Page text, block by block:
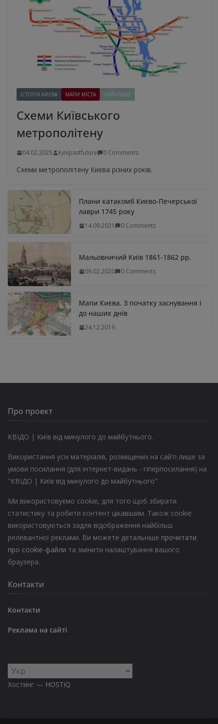
ІСТОРІЯ КИЄВА МАПИ МІСТА НАЙКРАЩЕ
Схеми Київського
метрополітену
04.02.2025 kyivpastfuture 0 Comments
Схеми метрополітену Києва різних років.
Плани катакомб Києво-Печерської
лаври 1745 року
14.09.2021 0 Comments
Мальовничий Київ 1861-1862 рр.
09.02.2020 0 Comments
Мапи Києва. З початку заснування і
до наших днів
24.12.2019
Про проект
КВІДО | Київ від минулого до майбутнього.
Використання усіх матеріалів, розміщених на сайті лише за
умови посилання (для інтернет-видань - гіперпосилання) на
"КВІДО | Київ від минулого до майбутнього"
Ми використовуємо cookie, для того щоб збирати
статистику та робити контент цікавішим. Також cookie
використовуються задля відображення найбільш
релевантної реклами. Ви можете детальніше прочитати
про cookie-файли та змінити налаштування вашого
браузера.
Контакти
Контакти
Реклама на сайті
Вибрати
мову
Хостинг — HOSTiQ